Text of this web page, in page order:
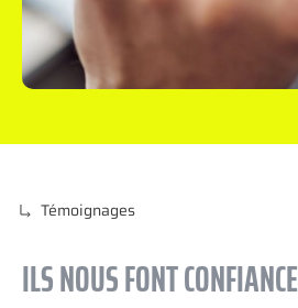
Témoignages
ILS NOUS FONT CONFIANCE